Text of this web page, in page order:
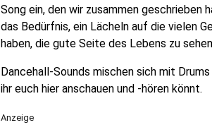
Song ein, den wir zusammen geschrieben
das Bedürfnis, ein Lächeln auf die vielen
haben, die gute Seite des Lebens zu
Dancehall-Sounds mischen sich mit
ihr euch hier anschauen und -hören könnt.
Anzeige